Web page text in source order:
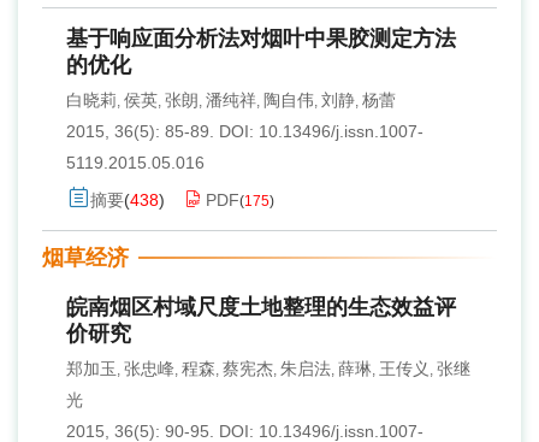
基于响应面分析法对烟叶中果胶测定方法
的优化
白晓莉, 侯英, 张朗, 潘纯祥, 陶自伟, 刘静, 杨蕾
2015, 36(5): 85-89.
DOI: 10.13496/j.issn.1007-
5119.2015.05.016
摘要(438) PDF(175)
烟草经济
皖南烟区村域尺度土地整理的生态效益评
价研究
郑加玉 , 张忠峰, 程森, 蔡宪杰, 朱启法, 薛琳, 王传义 , 张继
光
2015, 36(5): 90-95.
DOI: 10.13496/j.issn.1007-